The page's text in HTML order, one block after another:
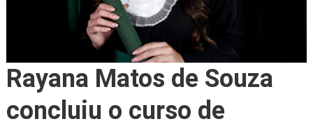
Rayana Matos de Souza
concluiu o curso de